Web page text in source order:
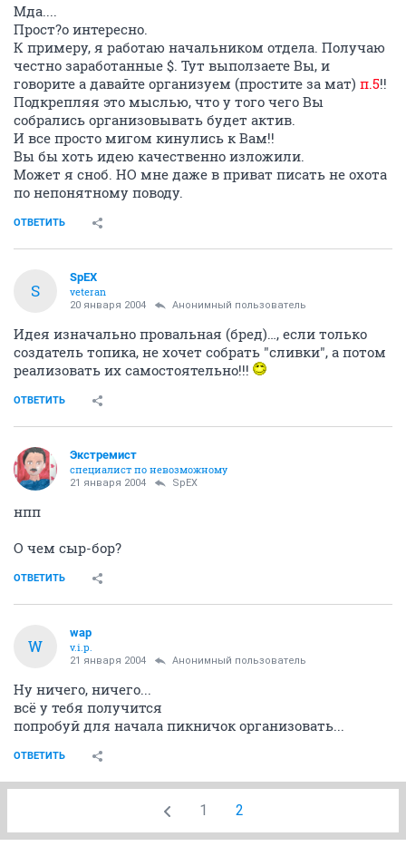
Мда....
Прост?о интересно.
К примеру, я работаю начальником отдела. Получаю
честно заработанные $. Тут выползаете Вы, и
говорите а давайте организуем (простите за мат) п.5!!
Подкрепляя это мыслью, что у того чего Вы
собрались организовывать будет актив.
И все просто мигом кинулись к Вам!!
Вы бы хоть идею качественно изложили.
Может я сноб. НО мне даже в приват писать не охота
по непонятному поводу.
ОТВЕТИТЬ
S
SpEX
veteran
20 января 2004 Анонимный пользователь
Идея изначально провальная (бред)…, если только
создатель топика, не хочет собрать "сливки", а потом
реализовать их самостоятельно!!!
ОТВЕТИТЬ
Экстремист
специалист по невозможному
21 января 2004 SpEX
нпп
О чем сыр-бор?
ОТВЕТИТЬ
W
wap
v.i.p.
21 января 2004 Анонимный пользователь
Ну ничего, ничего...
всё у тебя получится
попробуй для начала пикничок организовать...
ОТВЕТИТЬ
1 2